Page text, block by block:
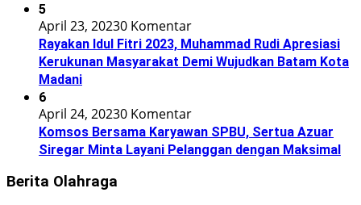
5
April 23, 20230 Komentar
Rayakan Idul Fitri 2023, Muhammad Rudi Apresiasi
Kerukunan Masyarakat Demi Wujudkan Batam Kota
Madani
6
April 24, 20230 Komentar
Komsos Bersama Karyawan SPBU, Sertua Azuar
Siregar Minta Layani Pelanggan dengan Maksimal
Berita Olahraga